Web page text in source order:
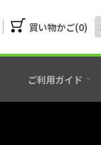
買い物かご 0
ご利用ガイド